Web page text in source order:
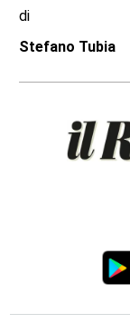
di
Stefano Tubia